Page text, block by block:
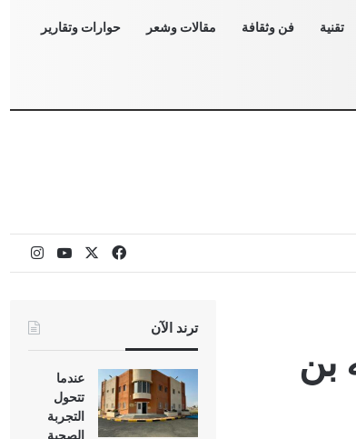
تقنية فن وثقافة مقالات وشعر حوارات وتقارير
فيسبوك ‫YouTube
بن
ترند الآن
عندما
تتحول
التجربة
الصحية